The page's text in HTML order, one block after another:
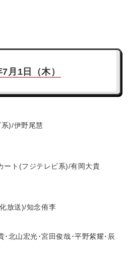
月1日（木）
)/伊野尾慧
ート(フジテレビ系)/有岡大貴
放送)/知念侑李
北山宏光･宮田俊哉･平野紫耀･辰